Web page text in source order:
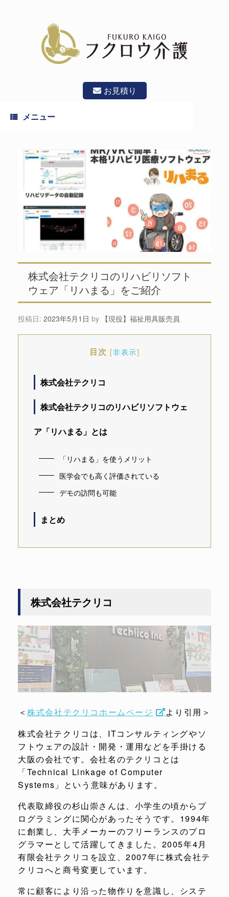
お見積り
メニュー
株式会社テクリコのリハビリソフト
ウェア「リハまる」をご紹介
投稿日: 2023年5月1日 by 【現役】福祉用具販売員
目次 [非表示]
株式会社テクリコ
株式会社テクリコのリハビリソフトウェ
ア「リハまる」とは
「リハまる」を使うメリット
医学会でも高く評価されている
デモの訪問も可能
まとめ
株式会社テクリコ
＜株式会社テクリコホームページ
より引用＞
株式会社テクリコは、ITコンサルティングやソ
フトウェアの設計・開発・運用などを手掛ける
大阪の会社です。会社名のテクリコとは
「Technical Linkage of Computer
Systems」という意味があります。
代表取締役の杉山崇さんは、小学生の頃からプ
ログラミングに関心があったそうです。1994年
に創業し、大手メーカーのフリーランスのプロ
グラマーとして活躍してきました。2005年4月
有限会社テクリコを設立、2007年に株式会社テ
クリコへと商号変更しています。
常に顧客により沿った物作りを意識し、システ